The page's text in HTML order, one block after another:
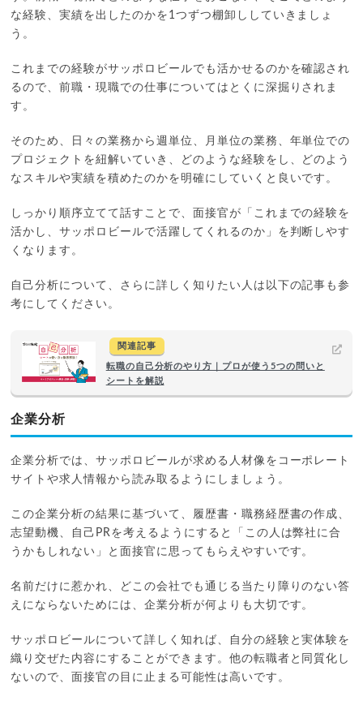
な経験、実績を出したのかを1つずつ棚卸ししていきましょ
う。
これまでの経験がサッポロビールでも活かせるのかを確認され
るので、前職・現職での仕事についてはとくに深掘りされま
す。
そのため、日々の業務から週単位、月単位の業務、年単位での
プロジェクトを紐解いていき、どのような経験をし、どのよう
なスキルや実績を積めたのかを明確にしていくと良いです。
しっかり順序立てて話すことで、面接官が「これまでの経験を
活かし、サッポロビールで活躍してくれるのか」を判断しやす
くなります。
自己分析について、さらに詳しく知りたい人は以下の記事も参
考にしてください。
関連記事
転職の自己分析のやり方｜プロが使う5つの問いと
シートを解説
企業分析
企業分析では、サッポロビールが求める人材像をコーポレート
サイトや求人情報から読み取るようにしましょう。
この企業分析の結果に基づいて、履歴書・職務経歴書の作成、
志望動機、自己PRを考えるようにすると「この人は弊社に合
うかもしれない」と面接官に思ってもらえやすいです。
名前だけに惹かれ、どこの会社でも通じる当たり障りのない答
えにならないためには、企業分析が何よりも大切です。
サッポロビールについて詳しく知れば、自分の経験と実体験を
織り交ぜた内容にすることができます。他の転職者と同質化し
ないので、面接官の目に止まる可能性は高いです。